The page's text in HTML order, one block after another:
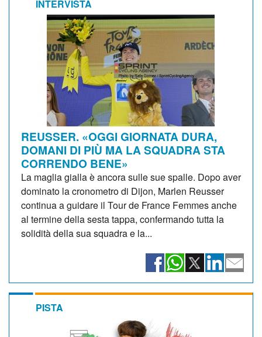
INTERVISTA
REUSSER. «OGGI GIORNATA DURA,
DOMANI DI PIÙ MA LA SQUADRA STA
CORRENDO BENE»
La maglia gialla è ancora sulle sue spalle. Dopo aver
dominato la cronometro di Dijon, Marlen Reusser
continua a guidare il Tour de France Femmes anche
al termine della sesta tappa, confermando tutta la
solidità della sua squadra e la...
PISTA